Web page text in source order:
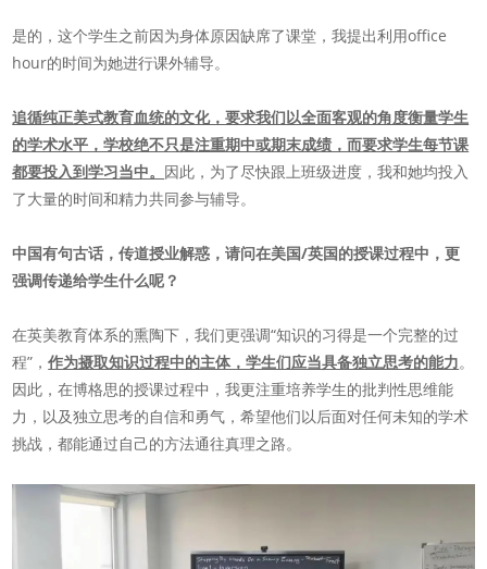
是的，这个学生之前因为身体原因缺席了课堂，我提出利用office
hour的时间为她进行课外辅导。
追循纯正美式教育血统的文化，要求我们以全面客观的角度衡量学生
的学术水平，学校绝不只是注重期中或期末成绩，而要求学生每节课
都要投入到学习当中。 因此，为了尽快跟上班级进度，我和她均投入
了大量的时间和精力共同参与辅导。
中国有句古话，传道授业解惑，请问在美国/英国的授课过程中，更
强调传递给学生什么呢？
在英美教育体系的熏陶下，我们更强调“知识的习得是一个完整的过
程”，作为摄取知识过程中的主体，学生们应当具备独立思考的能力。
因此，在博格思的授课过程中，我更注重培养学生的批判性思维能
力，以及独立思考的自信和勇气，希望他们以后面对任何未知的学术
挑战，都能通过自己的方法通往真理之路。